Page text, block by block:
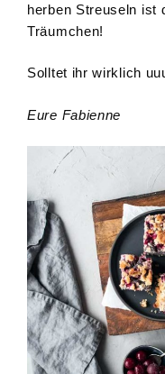
herben Streuseln ist
Träumchen!
Solltet ihr wirklich
Eure Fabienne